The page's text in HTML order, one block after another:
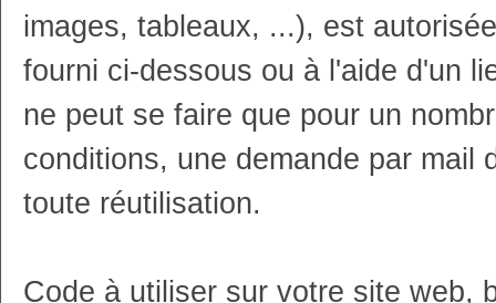
images, tableaux, ...), est
fourni ci-dessous ou à l'aide d'un
ne peut se faire que pour un
conditions, une demande par mail
toute réutilisation.
Code à utiliser sur votre site web,